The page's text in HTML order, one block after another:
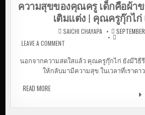
ความสุขของคุณครู เด็กคือผ้า
เติมแต่ง | คุณครูกุ๊กไก่
SAICHI CHAYAPA
LEAVE A COMMENT
นอกจากความสดใสแล้ว คุณครูกุ๊กไก่ ยังมีวิธีรี
ให้กลับมามีความสุข ในเวลาที่เราดา
READ MOREความสุขของคุณครู เด็กคือผ้าขาว